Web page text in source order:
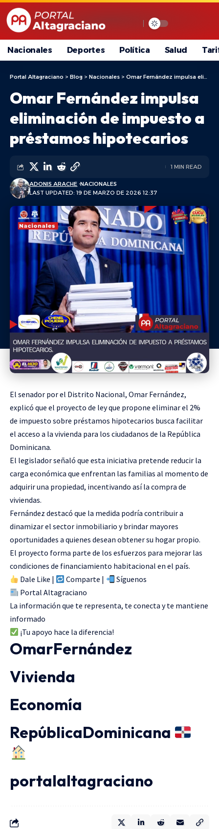
Nacionales Deportes Política Salud
Portal Altagraciano > Blog > Nacionales > Omar Fernández impulsa eliminación de impuesto a préstamos hipotecarios
Omar Fernández impulsa
eliminación de impuesto a
préstamos hipotecarios
LAST UPDATED: 19 DE MARZO DE 2026 12:37
ADONIS ARACHE NACIONALES
1 MIN READ
El senador por el Distrito Nacional, Omar Fernández,
explicó que el proyecto de ley que propone eliminar el 2%
de impuesto sobre préstamos hipotecarios busca facilitar
el acceso a la vivienda para los ciudadanos de la República
Dominicana.
El legislador señaló que esta iniciativa pretende reducir la
carga económica que enfrentan las familias al momento de
adquirir una propiedad, incentivando así la compra de
viviendas.
Fernández destacó que la medida podría contribuir a
dinamizar el sector inmobiliario y brindar mayores
oportunidades a quienes desean obtener su hogar propio.
El proyecto forma parte de los esfuerzos para mejorar las
condiciones de financiamiento habitacional en el país.
Dale Like |
Comparte |
Síguenos
Portal Altagraciano
La información que te representa, te conecta y te mantiene
informado
¡Tu apoyo hace la diferencia!
OmarFernández
Vivienda
Economía
RepúblicaDominicana
portalaltagraciano